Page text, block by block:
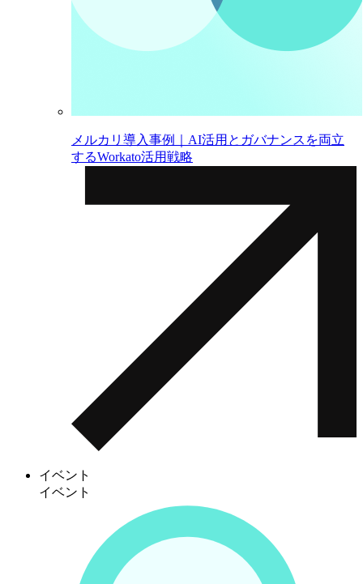
メルカリ導入事例｜AI活用とガバナンスを両立
するWorkato活用戦略
イベント
イベント